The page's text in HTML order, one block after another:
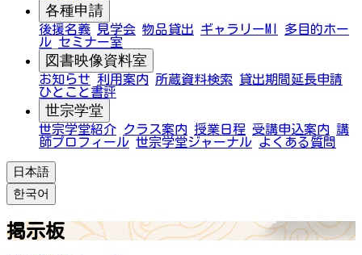
各種申請
後援名義 見学会 物品貸出 ギャラリーMI
多目的ホー
ル セミナー室
図書映像資料室
お知らせ 利用案内 所蔵資料検索
貸出期間延長申請
ひとこと書評
世宗学堂
世宗学堂紹介 クラス案内 授業日程 受講申込案内 講
師プロフィール 世宗学堂ジャーナル よくある質問
日本語
한국어
掲示板